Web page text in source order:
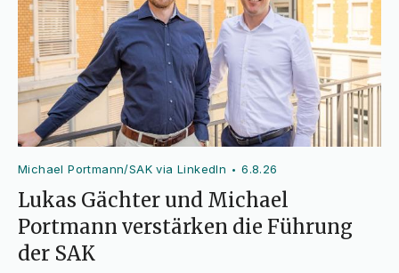
Michael Portmann/SAK via LinkedIn •6.8.26
Lukas Gächter und Michael
Portmann verstärken die Führung
der SAK